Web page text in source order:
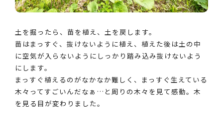
土を掘ったら、苗を植え、土を戻します。
苗はまっすぐ、抜けないように植え、植えた後は土の中
に空気が入らないようにしっかり踏み込み抜けないよう
にします。
まっすぐ植えるのがなかなか難しく、まっすぐ生えている
木々ってすごいんだなぁ…と周りの木々を見て感動。木
を見る目が変わりました。